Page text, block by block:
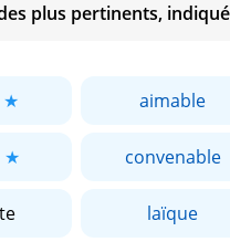
plus pertinents,
aimable
convenable
laïque